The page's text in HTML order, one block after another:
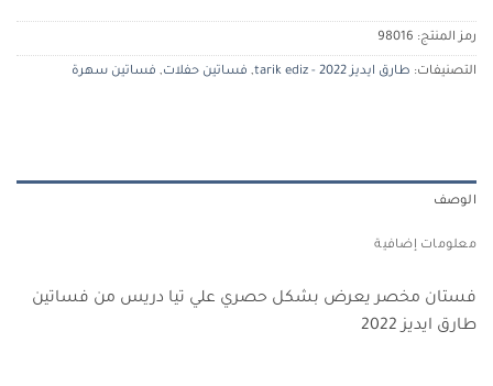
رمز المنتج: 98016
التصنيفات: طارق ايديز 2022 - tarik ediz , فساتين حفلات, فساتين سهرة
الوصف
معلومات إضافية
فستان مخصر يعرض بشكل حصري علي تيا دريس من فساتين
طارق ايديز 2022